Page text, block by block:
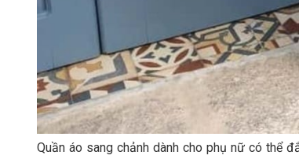
Quần áo sang chảnh dành cho phụ nữ có thể